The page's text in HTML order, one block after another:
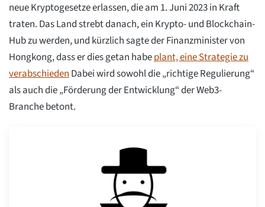
neue Kryptogesetze erlassen, die am 1. Juni 2023 in Kraft
traten. Das Land strebt danach, ein Krypto- und Blockchain-
Hub zu werden, und kürzlich sagte der Finanzminister von
Hongkong, dass er dies getan habeplant, eine Strategie zu
verabschiedenDabei wird sowohl die „richtige Regulierung“
als auch die „Förderung der Entwicklung“ der Web3-
Branche betont.